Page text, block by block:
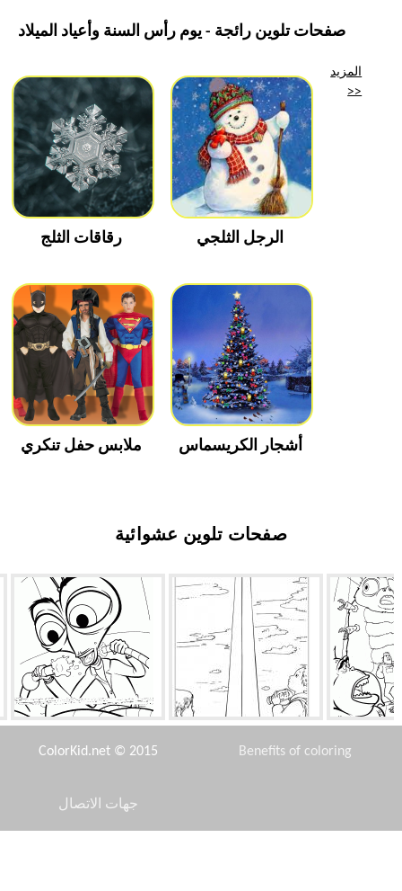
صفحات تلوين رائجة - يوم رأس السنة وأعياد الميلاد
رقاقات الثلج الرجل الثلجي
ملابس حفل تنكري أشجار الكريسماس
المزيد
>>
صفحات تلوين عشوائية
تجارب الدكتور الصرصور نصب واشنطن
ColorKid.net © 2015 Benefits of coloring
جهات الاتصال